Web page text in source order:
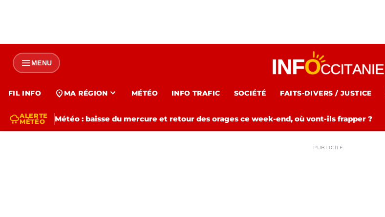
menuMENU
FIL INFO location_on MA RÉGION expand_more MÉTÉO INFO TRAFIC SOCIÉTÉ FAITS-DIVERS / JUSTICE
thunderstormALERTE
MÉTÉO
Météo : baisse du mercure et retour des orages ce week-end, où vont-ils frapper ?
PUBLICITÉ